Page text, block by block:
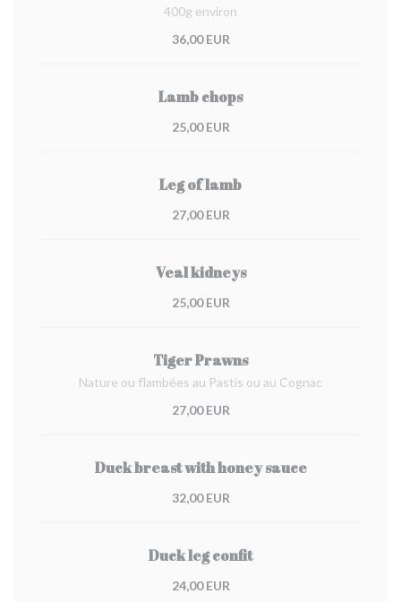
400g environ
36,00 EUR
Lamb chops
25,00 EUR
Leg of lamb
27,00 EUR
Veal kidneys
25,00 EUR
Tiger Prawns
Nature ou flambées au Pastis ou au Cognac
27,00 EUR
Duck breast with honey sauce
32,00 EUR
Duck leg confit
24,00 EUR